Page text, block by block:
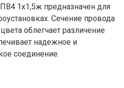
1х1,5ж предназначен для
Сечение провода
облегчает различение
надежное и
соединение.